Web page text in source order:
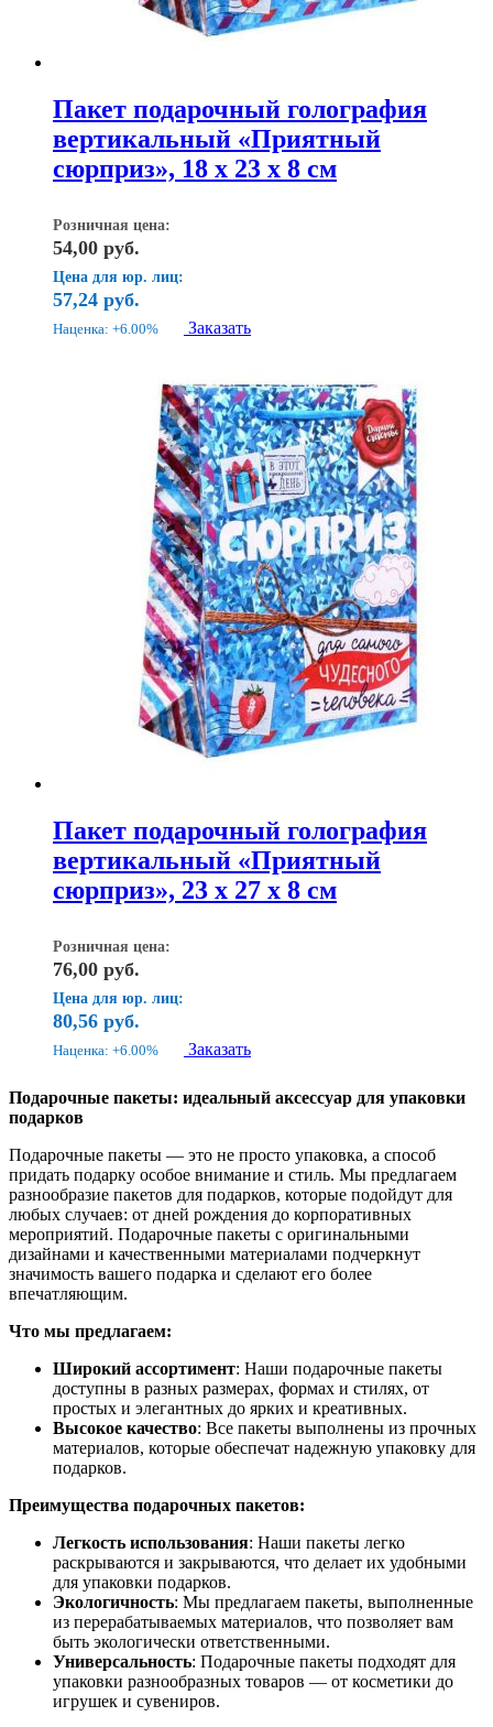
Пакет подарочный голография
вертикальный «Приятный
сюрприз», 18 x 23 х 8 см
Розничная цена:
54,00 руб.
Цена для юр. лиц:
57,24 руб.
Наценка: +6.00% Заказать
Пакет подарочный голография
вертикальный «Приятный
сюрприз», 23 x 27 х 8 см
Розничная цена:
76,00 руб.
Цена для юр. лиц:
80,56 руб.
Наценка: +6.00% Заказать
Подарочные пакеты: идеальный аксессуар для упаковки
подарков
Подарочные пакеты — это не просто упаковка, а способ
придать подарку особое внимание и стиль. Мы предлагаем
разнообразие пакетов для подарков, которые подойдут для
любых случаев: от дней рождения до корпоративных
мероприятий. Подарочные пакеты с оригинальными
дизайнами и качественными материалами подчеркнут
значимость вашего подарка и сделают его более
впечатляющим.
Что мы предлагаем:
Широкий ассортимент: Наши подарочные пакеты
доступны в разных размерах, формах и стилях, от
простых и элегантных до ярких и креативных.
Высокое качество: Все пакеты выполнены из прочных
материалов, которые обеспечат надежную упаковку для
подарков.
Преимущества подарочных пакетов:
Легкость использования: Наши пакеты легко
раскрываются и закрываются, что делает их удобными
для упаковки подарков.
Экологичность: Мы предлагаем пакеты, выполненные
из перерабатываемых материалов, что позволяет вам
быть экологически ответственными.
Универсальность: Подарочные пакеты подходят для
упаковки разнообразных товаров — от косметики до
игрушек и сувениров.